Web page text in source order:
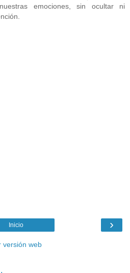
emociones, sin ocultar ni
›
Inicio
versión web